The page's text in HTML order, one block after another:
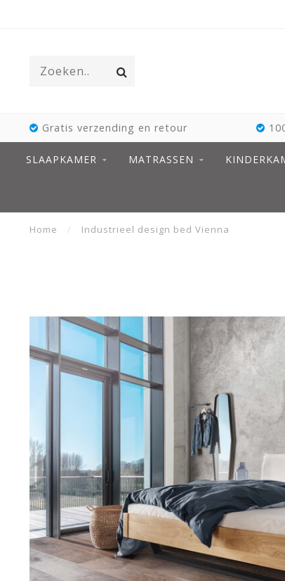
Gratis verzending en retour
SLAAPKAMER MATRASSEN
Home / Industrieel design bed Vienna